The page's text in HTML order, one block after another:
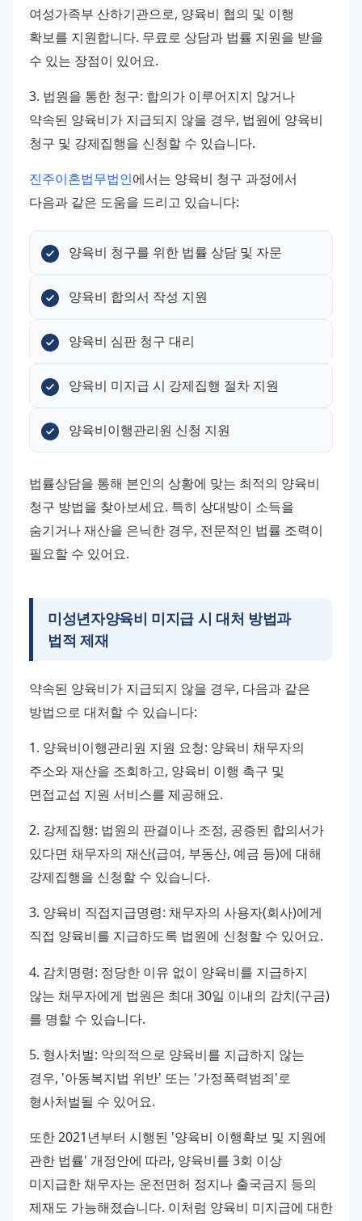
여성가족부 산하기관으로, 양육비 협의 및 이행
확보를 지원합니다. 무료로 상담과 법률 지원을 받을
수 있는 장점이 있어요.
3. 법원을 통한 청구: 합의가 이루어지지 않거나
약속된 양육비가 지급되지 않을 경우, 법원에 양육비
청구 및 강제집행을 신청할 수 있습니다.
진주이혼법무법인에서는 양육비 청구 과정에서
다음과 같은 도움을 드리고 있습니다:
양육비 청구를 위한 법률 상담 및 자문
양육비 합의서 작성 지원
양육비 심판 청구 대리
양육비 미지급 시 강제집행 절차 지원
양육비이행관리원 신청 지원
법률상담을 통해 본인의 상황에 맞는 최적의 양육비
청구 방법을 찾아보세요. 특히 상대방이 소득을
숨기거나 재산을 은닉한 경우, 전문적인 법률 조력이
필요할 수 있어요.
미성년자양육비 미지급 시 대처 방법과
법적 제재
약속된 양육비가 지급되지 않을 경우, 다음과 같은
방법으로 대처할 수 있습니다:
1. 양육비이행관리원 지원 요청: 양육비 채무자의
주소와 재산을 조회하고, 양육비 이행 촉구 및
면접교섭 지원 서비스를 제공해요.
2. 강제집행: 법원의 판결이나 조정, 공증된 합의서가
있다면 채무자의 재산(급여, 부동산, 예금 등)에 대해
강제집행을 신청할 수 있습니다.
3. 양육비 직접지급명령: 채무자의 사용자(회사)에게
직접 양육비를 지급하도록 법원에 신청할 수 있어요.
4. 감치명령: 정당한 이유 없이 양육비를 지급하지
않는 채무자에게 법원은 최대 30일 이내의 감치(구금)
를 명할 수 있습니다.
5. 형사처벌: 악의적으로 양육비를 지급하지 않는
경우, '아동복지법 위반' 또는 '가정폭력범죄'로
형사처벌될 수 있어요.
또한 2021년부터 시행된 '양육비 이행확보 및 지원에
관한 법률' 개정안에 따라, 양육비를 3회 이상
미지급한 채무자는 운전면허 정지나 출국금지 등의
제재도 가능해졌습니다. 이처럼 양육비 미지급에 대한